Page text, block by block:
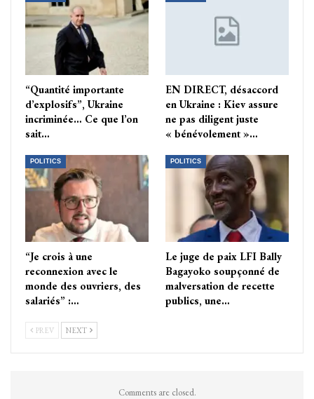
“Quantité importante
d’explosifs”, Ukraine
incriminée… Ce que l’on
sait…
EN DIRECT, désaccord
en Ukraine : Kiev assure
ne pas diligent juste
« bénévolement »…
POLITICS
“Je crois à une
reconnexion avec le
monde des ouvriers, des
salariés” :…
POLITICS
Le juge de paix LFI Bally
Bagayoko soupçonné de
malversation de recette
publics, une…
PREV NEXT
Comments are closed.